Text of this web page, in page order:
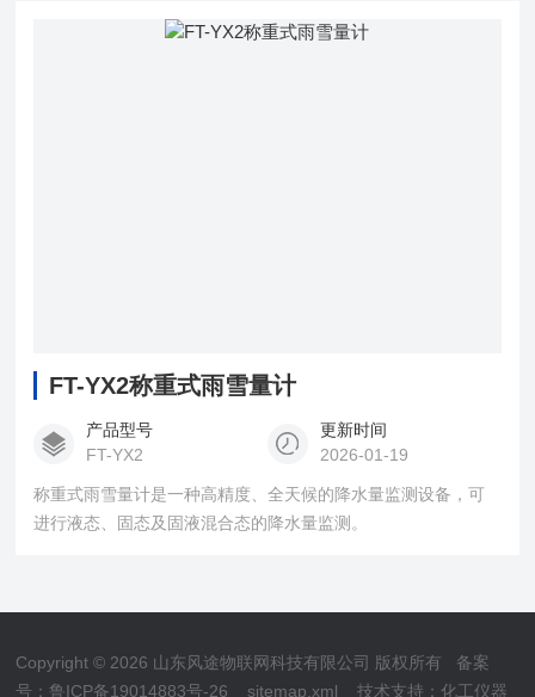
FT-YX2称重式雨雪量计
产品型号
FT-YX2
更新时间
2026-01-19
称重式雨雪量计是一种高精度、全天候的降水量监测设备，可
进行液态、固态及固液混合态的降水量监测。
Copyright © 2026 山东风途物联网科技有限公司 版权所有 备案
号：鲁ICP备19014883号-26
sitemap.xml 技术支持：化工仪器